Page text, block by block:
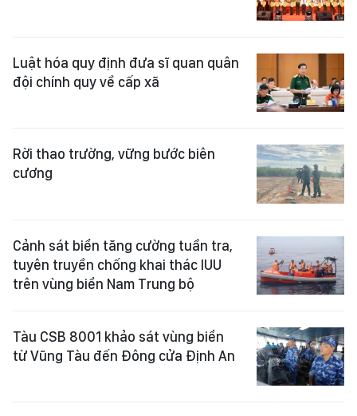
Luật hóa quy định đưa sĩ quan quân
đội chính quy về cấp xã
Rời thao trường, vững bước biên
cương
Cảnh sát biển tăng cường tuần tra,
tuyên truyền chống khai thác IUU
trên vùng biển Nam Trung bộ
Tàu CSB 8001 khảo sát vùng biển
từ Vũng Tàu đến Đông cửa Định An